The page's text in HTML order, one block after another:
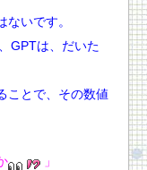
ないです。
GPTは、だいた
ことで、その数値
」